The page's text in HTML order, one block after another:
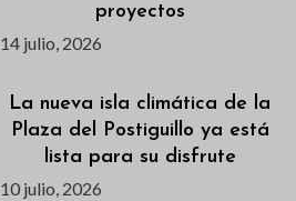
proyectos
14 julio, 2026
La nueva isla climática de la
Plaza del Postiguillo ya está
lista para su disfrute
10 julio, 2026